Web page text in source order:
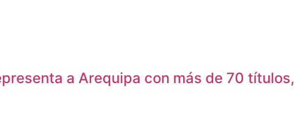
a Arequipa con más de 70 títulos,